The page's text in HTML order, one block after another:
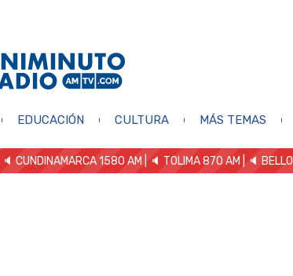
EDUCACIÓN CULTURA MÁS TEMAS
| 🔈 CUNDINAMARCA 1580 AM | 🔈 TOLIMA 870 AM | 🔈 BELLO